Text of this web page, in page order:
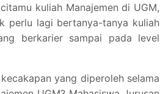
kuliah Manajemen di UGM,
perlu lagi bertanya-tanya kuliah
berkarier sampai pada level
yang diperoleh selama